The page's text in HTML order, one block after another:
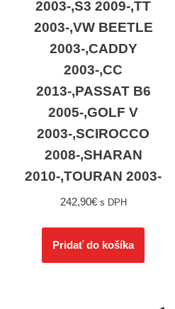
2003-,S3 2009-,TT
2003-,VW BEETLE
2003-,CADDY
2003-,CC
2013-,PASSAT B6
2005-,GOLF V
2003-,SCIROCCO
2008-,SHARAN
2010-,TOURAN 2003-
242,90€ s DPH
Pridať do košíka